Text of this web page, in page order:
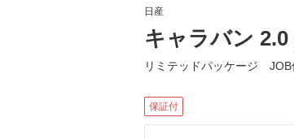
日産
キャラバン
リミテッドパッケージ
保証付